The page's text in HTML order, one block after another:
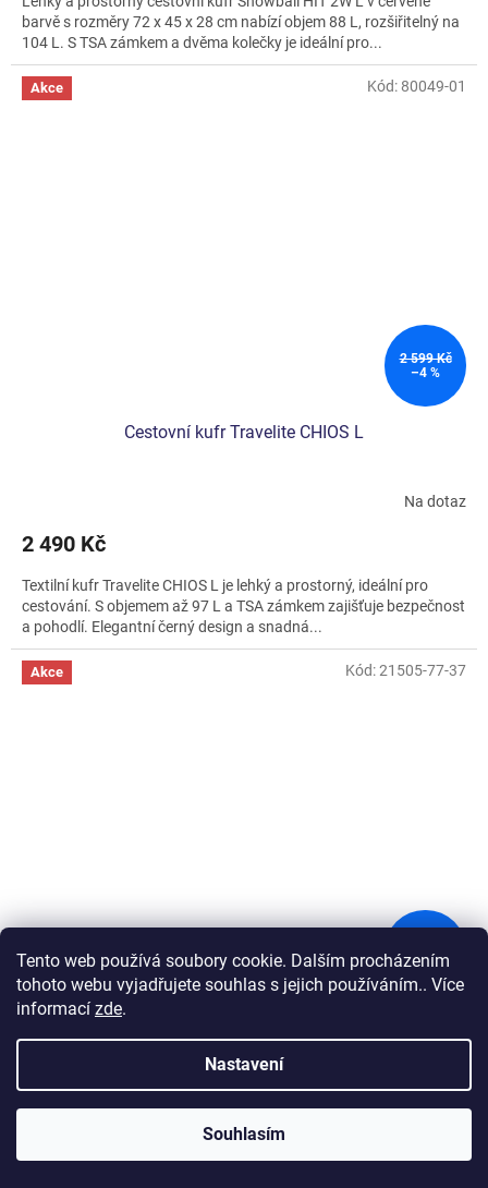
Tento web používá soubory cookie. Dalším procházením
tohoto webu vyjadřujete souhlas s jejich používáním.. Více
informací zde.
Nastavení
Souhlasím
barvě s rozměry 72 x 45 x 28 cm nabízí objem 88 L, rozšiřitelný na
104 L. S TSA zámkem a dvěma kolečky je ideální pro...
Akce
2 599 Kč
–4 %
Cestovní kufr Travelite CHIOS L
Na dotaz
2 490 Kč
Textilní kufr Travelite CHIOS L je lehký a prostorný, ideální pro
cestování. S objemem až 97 L a TSA zámkem zajišťuje bezpečnost
a pohodlí. Elegantní černý design a snadná...
Kód: 80049-01
Akce
–30 %
Skladem
Kód:21505-77-37